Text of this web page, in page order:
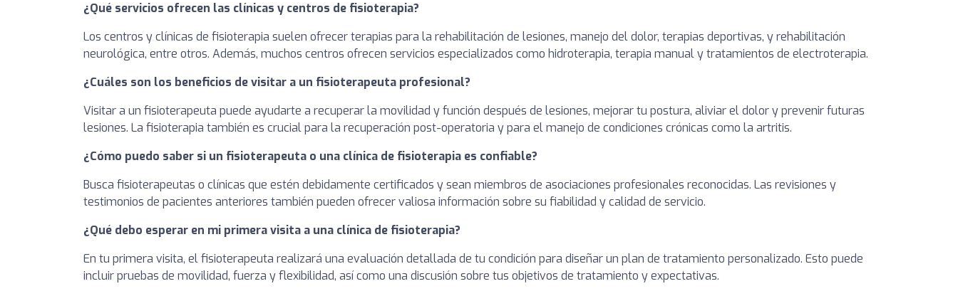
¿Qué servicios ofrecen las clínicas y centros de fisioterapia?
Los centros y clínicas de fisioterapia suelen ofrecer terapias para la rehabilitación de lesiones, manejo del dolor, terapias deportivas, y rehabilitación
neurológica, entre otros. Además, muchos centros ofrecen servicios especializados como hidroterapia, terapia manual y tratamientos de electroterapia.
¿Cuáles son los beneficios de visitar a un fisioterapeuta profesional?
Visitar a un fisioterapeuta puede ayudarte a recuperar la movilidad y función después de lesiones, mejorar tu postura, aliviar el dolor y prevenir futuras
lesiones. La fisioterapia también es crucial para la recuperación post-operatoria y para el manejo de condiciones crónicas como la artritis.
¿Cómo puedo saber si un fisioterapeuta o una clínica de fisioterapia es confiable?
Busca fisioterapeutas o clínicas que estén debidamente certificados y sean miembros de asociaciones profesionales reconocidas. Las revisiones y
testimonios de pacientes anteriores también pueden ofrecer valiosa información sobre su fiabilidad y calidad de servicio.
¿Qué debo esperar en mi primera visita a una clínica de fisioterapia?
En tu primera visita, el fisioterapeuta realizará una evaluación detallada de tu condición para diseñar un plan de tratamiento personalizado. Esto puede
incluir pruebas de movilidad, fuerza y flexibilidad, así como una discusión sobre tus objetivos de tratamiento y expectativas.